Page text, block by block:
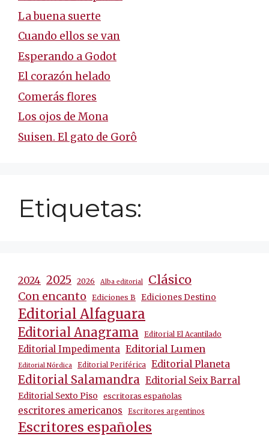
La buena suerte
Cuando ellos se van
Esperando a Godot
El corazón helado
Comerás flores
Los ojos de Mona
Suisen. El gato de Gorô
Etiquetas:
2024 2025 2026 Alba editorial Clásico
Con encanto Ediciones B Ediciones Destino
Editorial Alfaguara
Editorial Anagrama Editorial El Acantilado
Editorial Impedimenta Editorial Lumen
Editorial Nórdica Editorial Periférica Editorial Planeta
Editorial Salamandra Editorial Seix Barral
Editorial Sexto Piso escritoras españolas
escritores americanos Escritores argentinos
Escritores españoles